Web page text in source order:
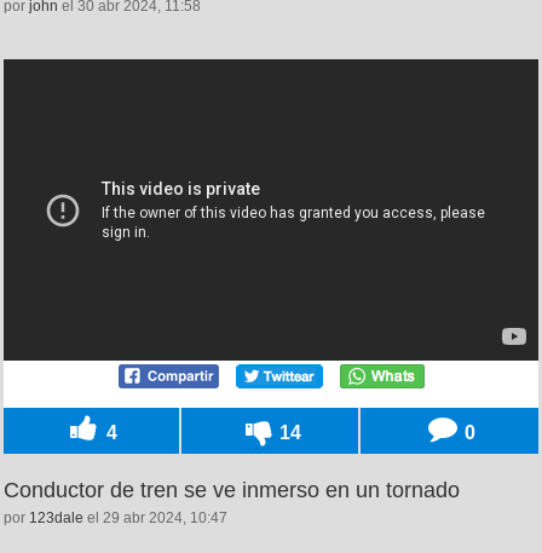
por john el 30 abr 2024, 11:58
4 14 0
Conductor de tren se ve inmerso en un tornado
por 123dale el 29 abr 2024, 10:47